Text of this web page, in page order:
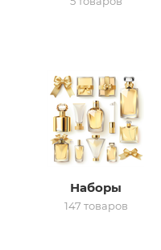
Наборы
147 товаров